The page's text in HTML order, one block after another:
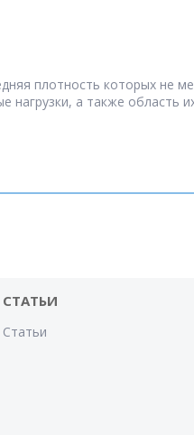
плотность которых не
а также область
СТАТЬИ
Статьи